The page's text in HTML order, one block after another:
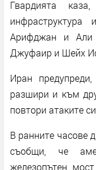
Гвардията
Арифджан и
Джуфаир и Шейх
Иран
разшири и към
повтори атаките
В ранните часове
съобщи, че
железопътен